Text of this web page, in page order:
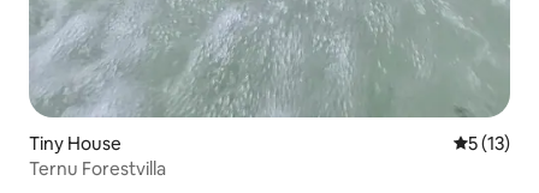
Tiny House
5 (13)
Ternu Forestvilla